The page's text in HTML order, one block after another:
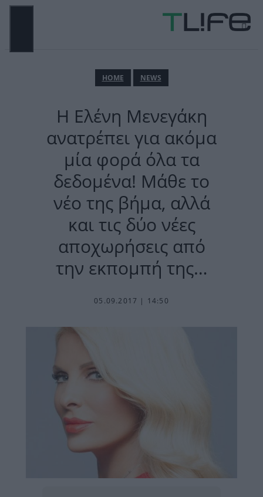
Μετάβαση
ΗΟΜΕ NEWS
Η Ελένη Μενεγάκη
ανατρέπει για ακόμα
μία φορά όλα τα
δεδομένα! Μάθε το
νέο της βήμα, αλλά
και τις δύο νέες
αποχωρήσεις από
την εκπομπή της…
05.09.2017 | 14:50